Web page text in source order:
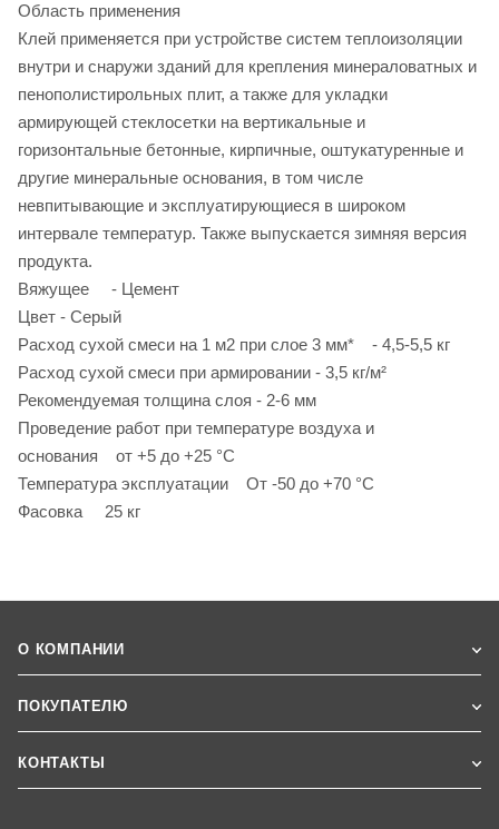
Область применения
Клей применяется при устройстве систем теплоизоляции
внутри и снаружи зданий для крепления минераловатных и
пенополистирольных плит, а также для укладки
армирующей стеклосетки на вертикальные и
горизонтальные бетонные, кирпичные, оштукатуренные и
другие минеральные основания, в том числе
невпитывающие и эксплуатирующиеся в широком
интервале температур. Также выпускается зимняя версия
продукта.
Вяжущее - Цемент
Цвет - Серый
Расход сухой смеси на 1 м2 при слое 3 мм* - 4,5-5,5 кг
Расход сухой смеси при армировании - 3,5 кг/м²
Рекомендуемая толщина слоя - 2-6 мм
Проведение работ при температуре воздуха и
основания от +5 до +25 °С
Температура эксплуатации От -50 до +70 °С
Фасовка 25 кг
О КОМПАНИИ
ПОКУПАТЕЛЮ
КОНТАКТЫ